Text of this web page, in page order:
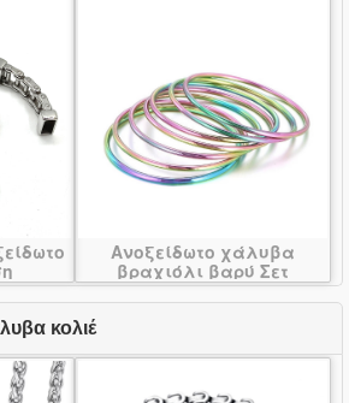
Ανοξείδωτο χάλυβα
βραχιόλι βαρύ Σετ
κολιέclick to collapse contents